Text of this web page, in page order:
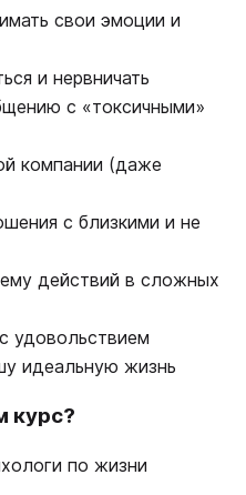
свои эмоции и
и нервничать
с «токсичными»
компании (даже
с близкими и не
действий в сложных
удовольствием
идеальную жизнь
курс?
по жизни